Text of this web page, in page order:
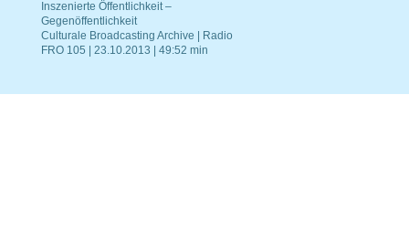
Inszenierte Öffentlichkeit –
Gegenöffentlichkeit
Culturale Broadcasting Archive | Radio
FRO 105 | 23.10.2013 | 49:52 min